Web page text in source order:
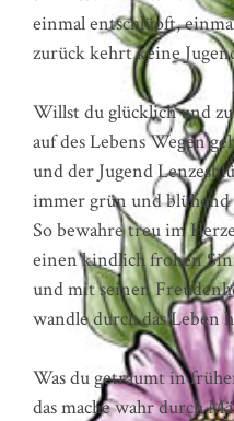
einmal entschlüpft,
zurück kehrt keine
Willst du glücklich und
auf des Lebens Wegen
und der Jugend
immer grün und blühend
So bewahre treu im
einen kindlich frohen
und mit seinen
wandle durch das Leben
Was du geträumt in
das mache wahr durch